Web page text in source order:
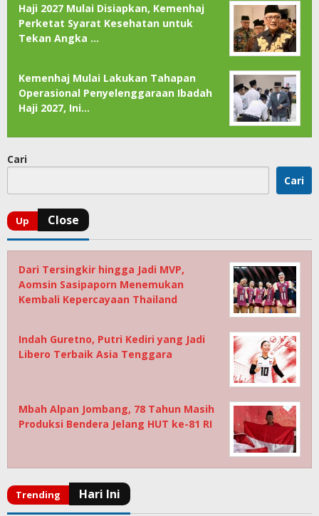
Haji 2027 Mulai Disiapkan, Kemenhaj
Perketat Syarat Kesehatan untuk
Tekan Angka …
Kemenhaj Mulai Lakukan Tahapan
Operasional Penyelenggaraan Ibadah
Haji 2027, Ini…
Cari
Cari
Dari Tersingkir hingga Jadi MVP,
Aomsin Sasipaporn Menemukan
Kembali Kepercayaan Thailand
Indah Guretno, Putri Kediri yang Jadi
Libero Terbaik Asia Tenggara
Mbah Alpan Jombang, 78 Tahun Masih
Produksi Bendera Jelang HUT ke-81 RI